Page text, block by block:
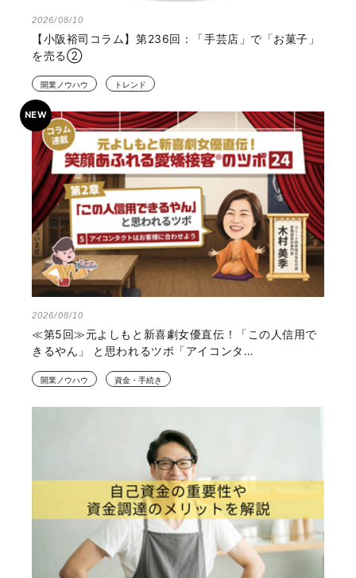
2026/08/10
【小阪裕司コラム】第236回：「手芸店」で「お菓子」
を売る②
開業ノウハウ トレンド
2026/08/10
≪第5回≫元よしもと新喜劇女優直伝！「この人信用で
きるやん」 と思われるツボ「アイコンタ…
開業ノウハウ 資金・手続き